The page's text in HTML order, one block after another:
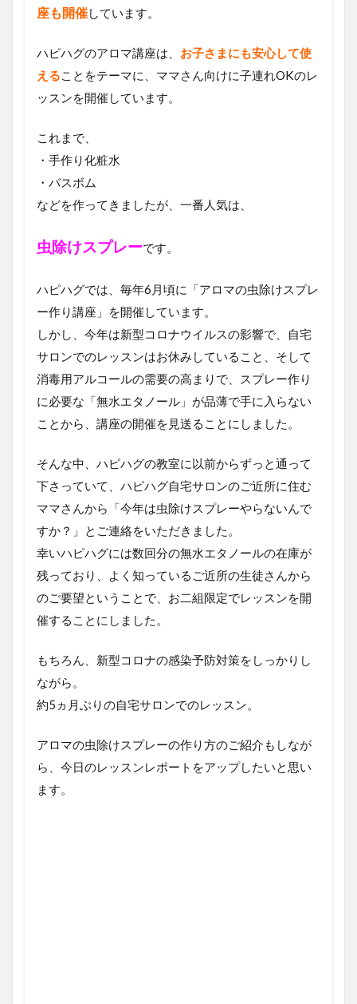
座も開催しています。
ハピハグのアロマ講座は、 お子さまにも安心して使
えることをテーマに、ママさん向けに子連れOKのレ
ッスンを開催しています。
これまで、
・手作り化粧水
・バスボム
などを作ってきましたが、一番人気は、
虫除けスプレーです。
ハピハグでは、毎年6月頃に「アロマの虫除けスプレ
ー作り講座」を開催しています。
しかし、今年は新型コロナウイルスの影響で、自宅
サロンでのレッスンはお休みしていること、そして
消毒用アルコールの需要の高まりで、スプレー作り
に必要な「無水エタノール」が品薄で手に入らない
ことから、講座の開催を見送ることにしました。
そんな中、ハピハグの教室に以前からずっと通って
下さっていて、ハピハグ自宅サロンのご近所に住む
ママさんから「今年は虫除けスプレーやらないんで
すか？」とご連絡をいただきました。
幸いハピハグには数回分の無水エタノールの在庫が
残っており、よく知っているご近所の生徒さんから
のご要望ということで、お二組限定でレッスンを開
催することにしました。
もちろん、新型コロナの感染予防対策をしっかりし
ながら。
約5ヵ月ぶりの自宅サロンでのレッスン。
アロマの虫除けスプレーの作り方のご紹介もしなが
ら、今日のレッスンレポートをアップしたいと思い
ます。